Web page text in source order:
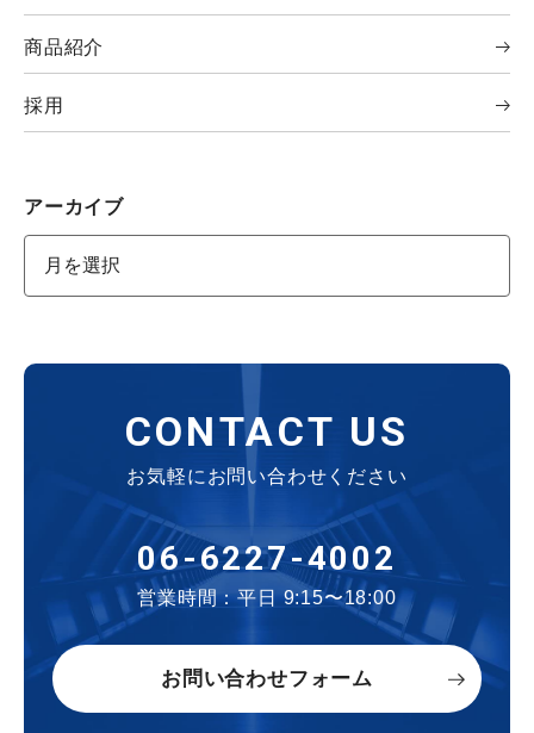
商品紹介
採用
アーカイブ
CONTACT US
お気軽にお問い合わせください
06-6227-4002
営業時間：平日 9:15〜18:00
お問い合わせフォーム